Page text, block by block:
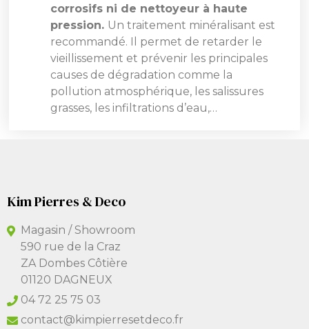
corrosifs ni de nettoyeur à haute
pression. Un traitement minéralisant est
recommandé. Il permet de retarder le
vieillissement et prévenir les principales
causes de dégradation comme la
pollution atmosphérique, les salissures
grasses, les infiltrations d’eau,…
Kim Pierres & Deco
Magasin / Showroom
590 rue de la Craz
ZA Dombes Côtière
01120 DAGNEUX
04 72 25 75 03
contact@kimpierresetdeco.fr